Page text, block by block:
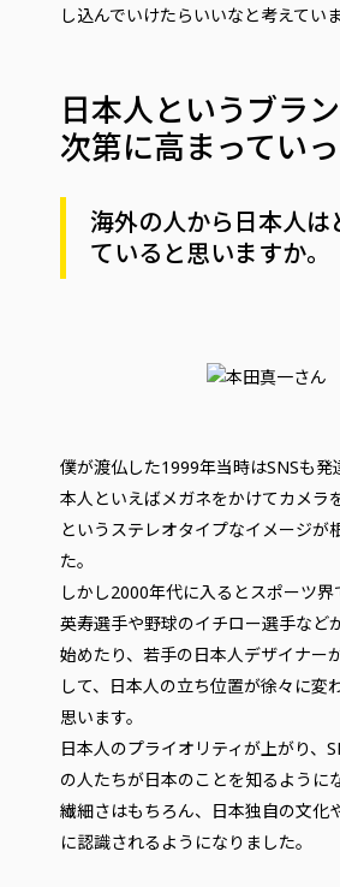
し込んでいけたらいいなと考えていま
日本人というブラ
次第に高まってい
海外の人から日本人は
ていると思いますか。
僕が渡仏した1999年当時はSNSも発
本人といえばメガネをかけてカメラ
というステレオタイプなイメージが
た。
しかし2000年代に入るとスポーツ
英寿選手や野球のイチロー選手など
始めたり、若手の日本人デザイナー
して、日本人の立ち位置が徐々に変
思います。
日本人のプライオリティが上がり、
の人たちが日本のことを知るように
繊細さはもちろん、日本独自の文化
に認識されるようになりました。